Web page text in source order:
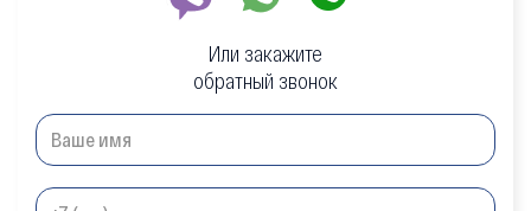
Или закажите
обратный звонок